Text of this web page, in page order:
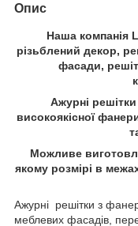
Опис
Наша компанія
різьблений декор,
фасади,
Ажурні
високоякісної
Можливе
якому розмірі в
Ажурні решітки з
меблевих фасадів,